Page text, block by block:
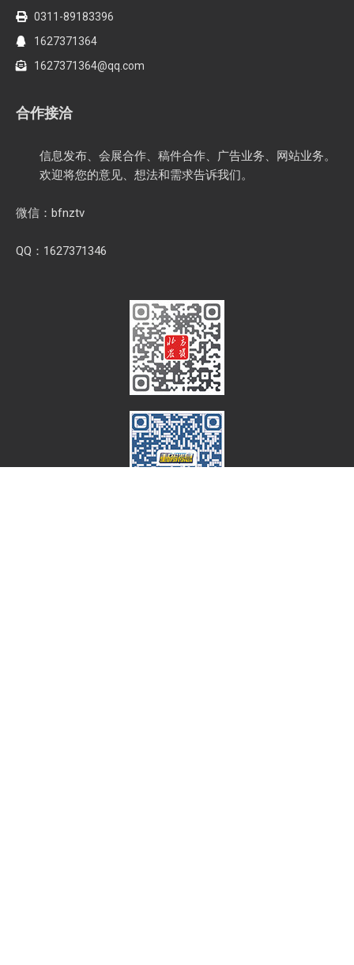
0311-89183396
1627371364
1627371364@qq.com
合作接洽
信息发布、会展合作、稿件合作、广告业务、网站业务。
欢迎将您的意见、想法和需求告诉我们。
微信：bfnztv
QQ：1627371346